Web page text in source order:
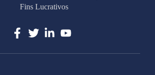
Fins Lucrativos